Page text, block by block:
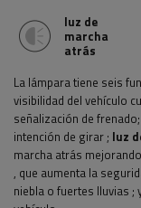
luz de
marcha
atrás
La lámpara tiene seis
visibilidad del vehículo
señalización de frenado;
intención de girar; luz
marcha atrás
, que aumenta la
niebla o fuertes lluvias ;